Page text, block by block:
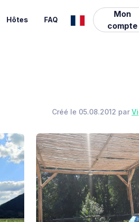
Hôtes FAQ
Mon
compte
Créé le 05.08.2012 par